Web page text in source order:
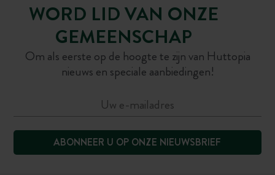
WORD LID VAN ONZE
GEMEENSCHAP
Om als eerste op de hoogte te zijn van Huttopia
nieuws en speciale aanbiedingen!
ABONNEER U OP ONZE NIEUWSBRIEF